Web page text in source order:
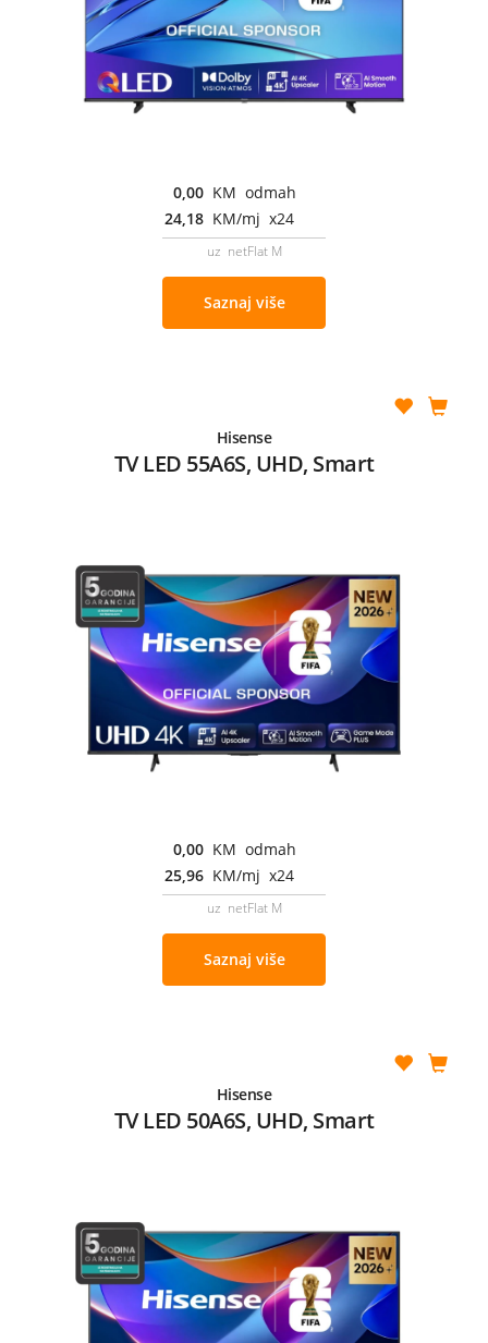
0,00 KM odmah
24,18 KM/mj x24
uz netFlat M
Saznaj više
Hisense
TV LED 55A6S, UHD, Smart
0,00 KM odmah
25,96 KM/mj x24
uz netFlat M
Saznaj više
Hisense
TV LED 50A6S, UHD, Smart